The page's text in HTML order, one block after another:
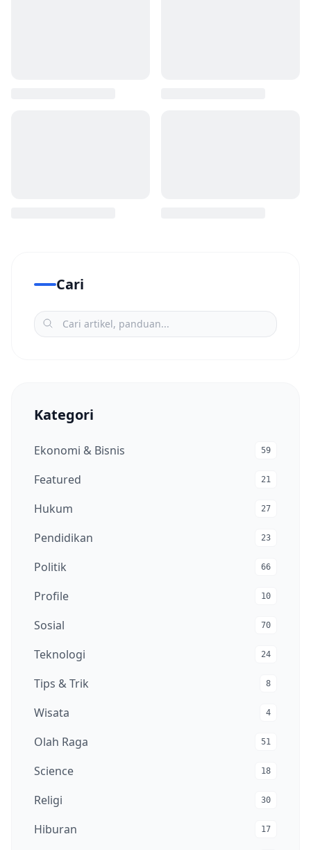
Cari
Kategori
Ekonomi & Bisnis 59
Featured 21
Hukum 27
Pendidikan 23
Politik 66
Profile 10
Sosial 70
Teknologi 24
Tips & Trik 8
Wisata 4
Olah Raga 51
Science 18
Religi 30
Hiburan 17